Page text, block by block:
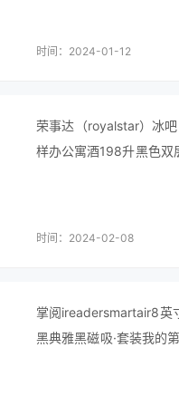
时间：2024-01-12
荣事达（royalstar）冰
样办公寓酒198升黑色双
时间：2024-02-08
掌阅ireadersmartair8英
黑典雅黑磁吸·套装我的